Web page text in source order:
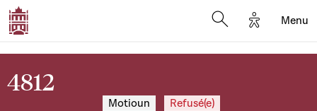
Options
Menu
4812
Motioun Refusé(e)